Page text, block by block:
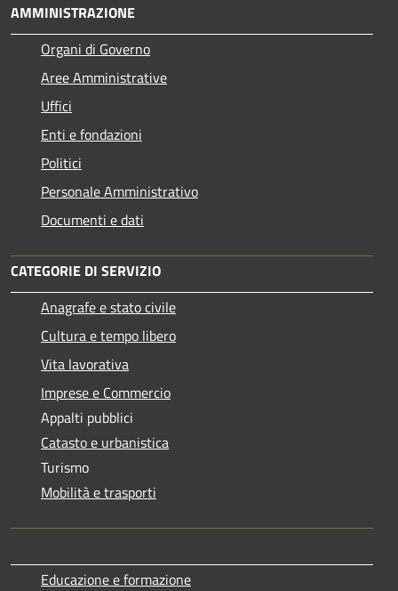
AMMINISTRAZIONE
Organi di Governo
Aree Amministrative
Uffici
Enti e fondazioni
Politici
Personale Amministrativo
Documenti e dati
CATEGORIE DI SERVIZIO
Anagrafe e stato civile
Cultura e tempo libero
Vita lavorativa
Imprese e Commercio
Appalti pubblici
Catasto e urbanistica
Turismo
Mobilità e trasporti
Educazione e formazione